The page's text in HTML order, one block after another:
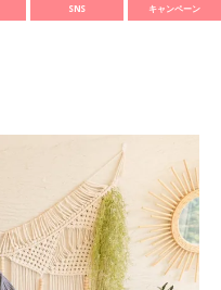
SNS キャンペーン